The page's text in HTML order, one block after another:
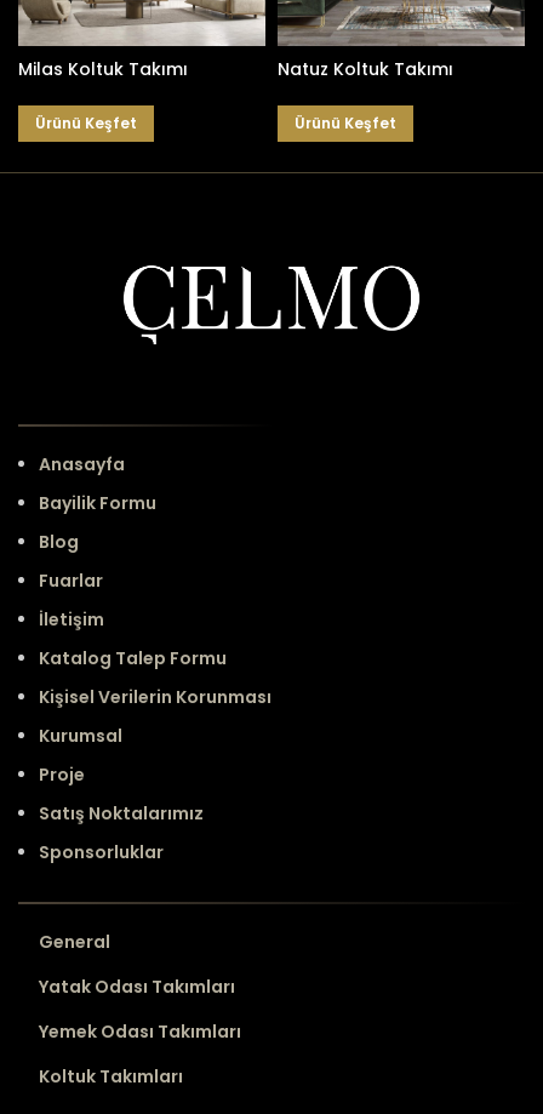
Milas Koltuk Takımı
Ürünü Keşfet
Natuz Koltuk Takımı
Ürünü Keşfet
Anasayfa
Bayilik Formu
Blog
Fuarlar
İletişim
Katalog Talep Formu
Kişisel Verilerin Korunması
Kurumsal
Proje
Satış Noktalarımız
Sponsorluklar
General
Yatak Odası Takımları
Yemek Odası Takımları
Koltuk Takımları